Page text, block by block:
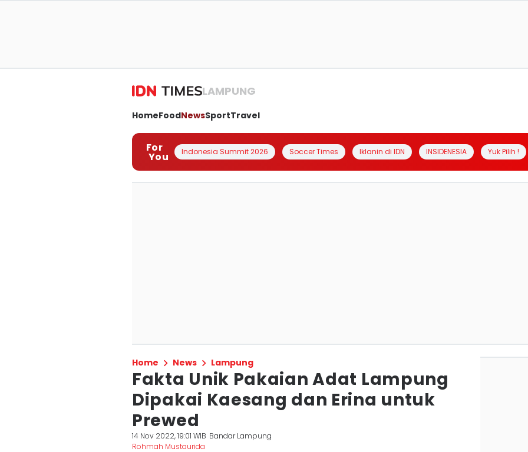
LAMPUNG
HomeFoodNewsSportTravel
For
You Indonesia Summit 2026 Soccer Times Iklanin di IDN INSIDENESIA Yuk Pilih !
Home News Lampung
Fakta Unik Pakaian Adat Lampung
Dipakai Kaesang dan Erina untuk
Prewed
14 Nov 2022, 19:01 WIB Bandar Lampung
Rohmah Mustaurida